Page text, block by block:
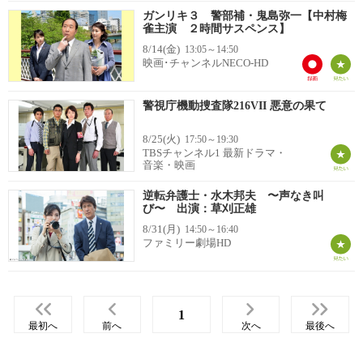
ガンリキ３ 警部補・鬼島弥一【中村梅
雀主演 ２時間サスペンス】
8/14(金) 13:05～14:50
映画･チャンネルNECO-HD
警視庁機動捜査隊216VII 悪意の果て
8/25(火) 17:50～19:30
TBSチャンネル1 最新ドラマ・
音楽・映画
逆転弁護士・水木邦夫 〜声なき叫
び〜 出演：草刈正雄
8/31(月) 14:50～16:40
ファミリー劇場HD
最初へ 前へ
1
次へ 最後へ